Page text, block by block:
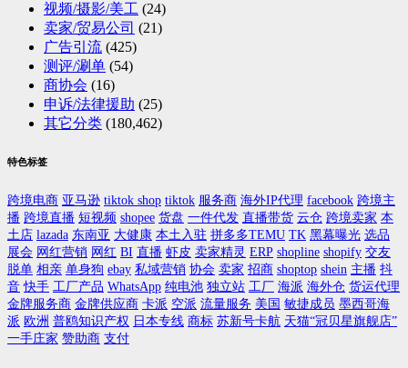
视频/摄影/美工 (24)
卖家/贸易公司 (21)
广告引流 (425)
测评/涮单 (54)
商协会 (16)
申诉/法律援助 (25)
其它分类 (180,462)
特色标签
跨境电商 亚马逊 tiktok shop tiktok 服务商 海外IP代理 facebook 跨境主
播 跨境直播 短视频 shopee 货盘 一件代发 直播带货 云仓 跨境卖家 本
土店 lazada 东南亚 大健康 本土入驻 拼多多TEMU TK 黑幕曝光 选品
展会 网红营销 网红 BI 直播 虾皮 卖家精灵 ERP shopline shopify 交友
脱单 相亲 单身狗 ebay 私域营销 协会 卖家 招商 shoptop shein 主播 抖
音 快手 工厂产品 WhatsApp 纯电池 独立站 工厂 海派 海外仓 货运代理
金牌服务商 金牌供应商 卡派 空派 流量服务 美国 敏捷成员 墨西哥海
派 欧洲 普鸥知识产权 日本专线 商标 苏新号卡航 天猫“冠贝星旗舰店”
一手庄家 赞助商 支付